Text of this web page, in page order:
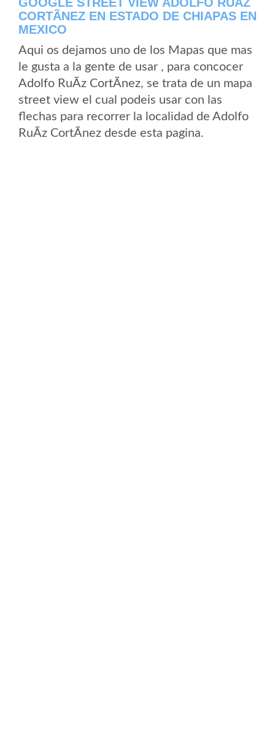
CORTÃ­NEZ EN ESTADO DE CHIAPAS EN
MEXICO
Aqui os dejamos uno de los Mapas que mas
le gusta a la gente de usar , para concocer
Adolfo RuÃ­z CortÃ­nez, se trata de un mapa
street view el cual podeis usar con las
flechas para recorrer la localidad de Adolfo
RuÃ­z CortÃ­nez desde esta pagina.